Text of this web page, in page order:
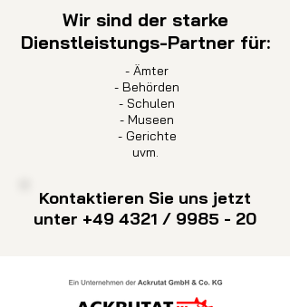
Wir sind der starke
Dienstleistungs-Partner für:
- Ämter
- Behörden
- Schulen
- Museen
- Gerichte
uvm.
Kontaktieren Sie uns jetzt
unter +49 4321 / 9985 - 20